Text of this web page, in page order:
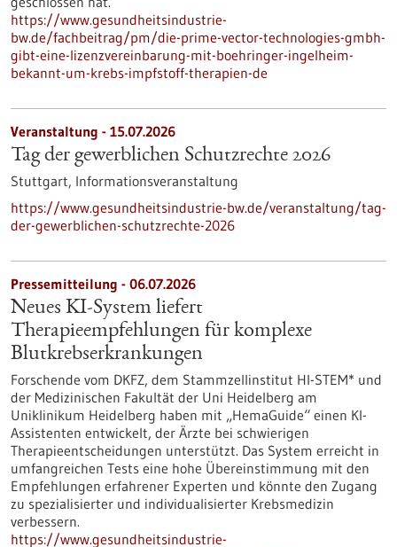
https://www.gesundheitsindustrie-
bw.de/fachbeitrag/pm/die-prime-vector-technologies-gmbh-
gibt-eine-lizenzvereinbarung-mit-boehringer-ingelheim-
bekannt-um-krebs-impfstoff-therapien-de
Veranstaltung - 15.07.2026
Tag der gewerblichen Schutzrechte 2026
Stuttgart, Informationsveranstaltung
https://www.gesundheitsindustrie-bw.de/veranstaltung/tag-
der-gewerblichen-schutzrechte-2026
Pressemitteilung - 06.07.2026
Neues KI-System liefert
Therapieempfehlungen für komplexe
Blutkrebserkrankungen
Forschende vom DKFZ, dem Stammzellinstitut HI-STEM* und
der Medizinischen Fakultät der Uni Heidelberg am
Uniklinikum Heidelberg haben mit „HemaGuide“ einen KI-
Assistenten entwickelt, der Ärzte bei schwierigen
Therapieentscheidungen unterstützt. Das System erreicht in
umfangreichen Tests eine hohe Übereinstimmung mit den
Empfehlungen erfahrener Experten und könnte den Zugang
zu spezialisierter und individualisierter Krebsmedizin
verbessern.
https://www.gesundheitsindustrie-